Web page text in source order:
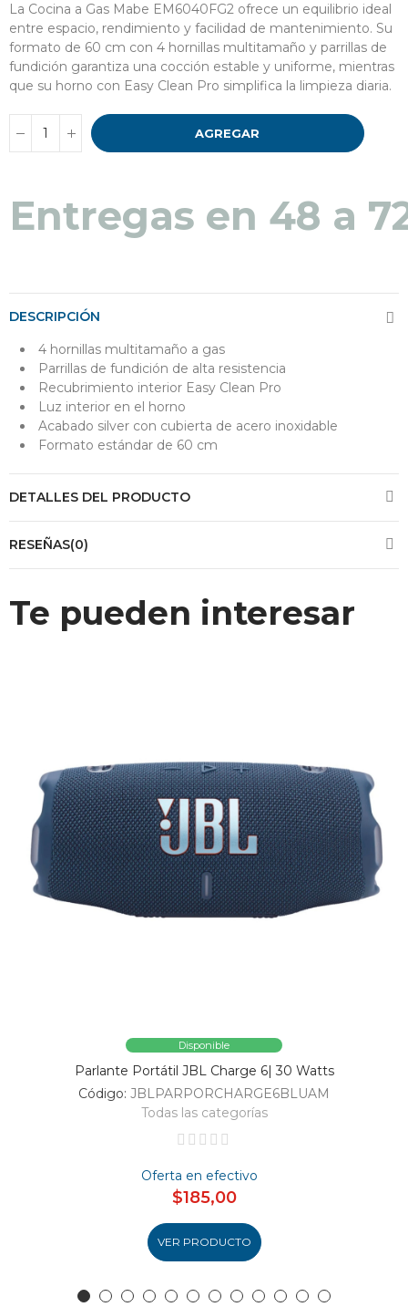
La Cocina a Gas Mabe EM6040FG2 ofrece un equilibrio ideal
entre espacio, rendimiento y facilidad de mantenimiento. Su
formato de 60 cm con 4 hornillas multitamaño y parrillas de
fundición garantiza una cocción estable y uniforme, mientras
que su horno con Easy Clean Pro simplifica la limpieza diaria.
AGREGAR
Entregas en 48 a
DESCRIPCIÓN
4 hornillas multitamaño a gas
Parrillas de fundición de alta resistencia
Recubrimiento interior Easy Clean Pro
Luz interior en el horno
Acabado silver con cubierta de acero inoxidable
Formato estándar de 60 cm
DETALLES DEL PRODUCTO
RESEÑAS(0)
Te pueden interesar
Disponible
Parlante Portátil JBL Charge 6| 30 Watts
Código: JBLPARPORCHARGE6BLUAM
Todas las categorías
Oferta en efectivo
$185,00
VER PRODUCTO